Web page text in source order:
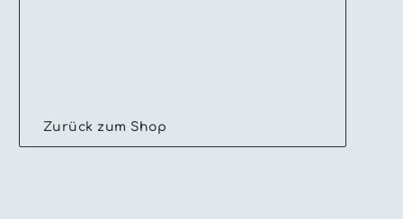
Zurück zum Shop